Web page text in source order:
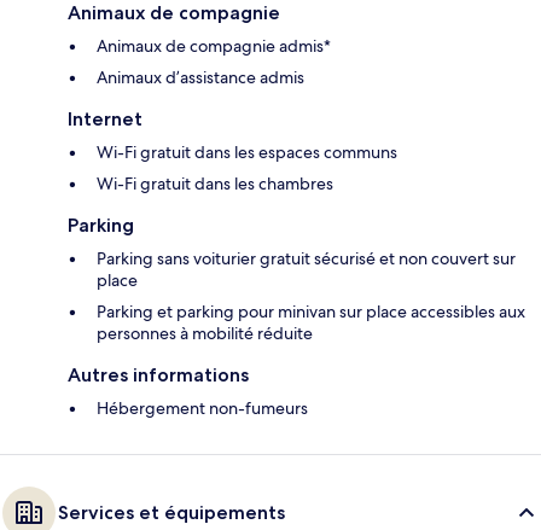
Animaux de compagnie
Animaux de compagnie admis*
Animaux d’assistance admis
Internet
Wi-Fi gratuit dans les espaces communs
Wi-Fi gratuit dans les chambres
Parking
Parking sans voiturier gratuit sécurisé et non couvert sur
place
Parking et parking pour minivan sur place accessibles aux
personnes à mobilité réduite
Autres informations
Hébergement non-fumeurs
Services et équipements